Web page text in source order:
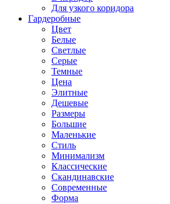
Для узкого коридора
Гардеробные
Цвет
Белые
Светлые
Серые
Темные
Цена
Элитные
Дешевые
Размеры
Большие
Маленькие
Стиль
Минимализм
Классические
Скандинавские
Современные
Форма